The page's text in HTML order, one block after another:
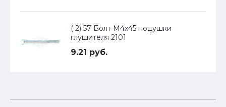
( 2) 57 Болт М4х45 подушки
глушителя 2101
9.21 руб.